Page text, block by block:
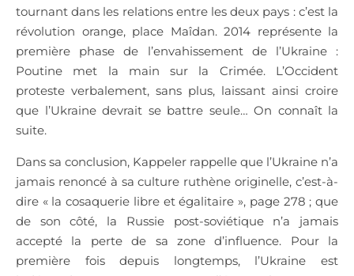
tournant dans les relations entre les deux pays : c’est la
révolution orange, place Maîdan. 2014 représente la
première phase de l’envahissement de l’Ukraine :
Poutine met la main sur la Crimée. L’Occident
proteste verbalement, sans plus, laissant ainsi croire
que l’Ukraine devrait se battre seule… On connaît la
suite.
Dans sa conclusion, Kappeler rappelle que l’Ukraine n’a
jamais renoncé à sa culture ruthène originelle, c’est-à-
dire « la cosaquerie libre et égalitaire », page 278 ; que
de son côté, la Russie post-soviétique n’a jamais
accepté la perte de sa zone d’influence. Pour la
première fois depuis longtemps, l’Ukraine est